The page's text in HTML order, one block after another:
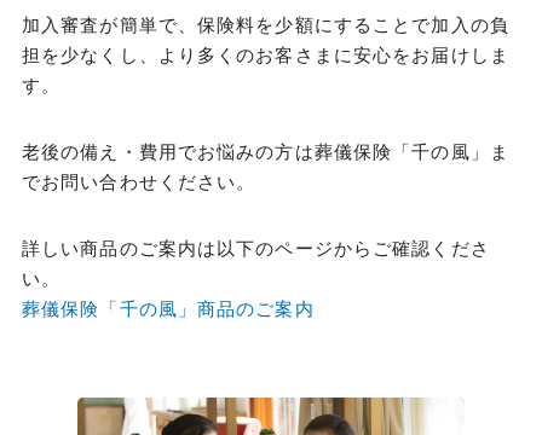
加入審査が簡単で、保険料を少額にすることで加入の負
担を少なくし、より多くのお客さまに安心をお届けしま
す。
老後の備え・費用でお悩みの方は葬儀保険「千の風」ま
でお問い合わせください。
詳しい商品のご案内は以下のページからご確認くださ
い。
葬儀保険「千の風」商品のご案内